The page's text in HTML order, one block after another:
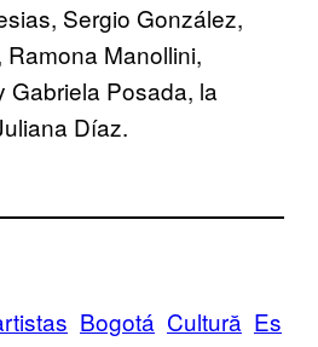
Sergio González,
Manollini,
Gabriela Posada, la
Díaz.
Bogotá Cultură Es